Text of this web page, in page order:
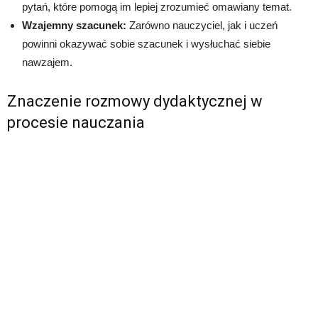
pytań, które pomogą im lepiej zrozumieć omawiany temat.
Wzajemny szacunek: Zarówno nauczyciel, jak i uczeń
powinni okazywać sobie szacunek i wysłuchać siebie
nawzajem.
Znaczenie rozmowy dydaktycznej w
procesie nauczania